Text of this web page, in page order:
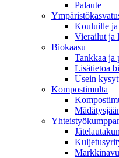
Palaute
Kouluille ja
Vierailut ja
Biokaasu
Tankkaa ja
Lisätietoa
Usein
Kompostimulta